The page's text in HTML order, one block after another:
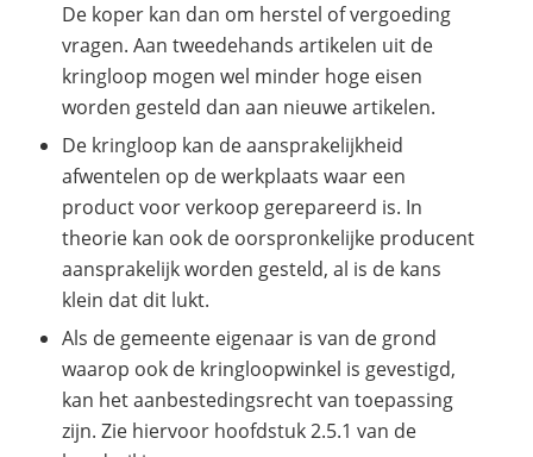
De koper kan dan om herstel of vergoeding
vragen. Aan tweedehands artikelen uit de
kringloop mogen wel minder hoge eisen
worden gesteld dan aan nieuwe artikelen.
De kringloop kan de aansprakelijkheid
afwentelen op de werkplaats waar een
product voor verkoop gerepareerd is. In
theorie kan ook de oorspronkelijke producent
aansprakelijk worden gesteld, al is de kans
klein dat dit lukt.
Als de gemeente eigenaar is van de grond
waarop ook de kringloopwinkel is gevestigd,
kan het aanbestedingsrecht van toepassing
zijn. Zie hiervoor hoofdstuk 2.5.1 van de